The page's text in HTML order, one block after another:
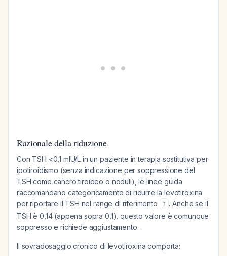
Razionale della riduzione
Con TSH <0,1 mIU/L in un paziente in terapia sostitutiva per
ipotiroidismo (senza indicazione per soppressione del
TSH come cancro tiroideo o noduli), le linee guida
raccomandano categoricamente di ridurre la levotiroxina
per riportare il TSH nel range di riferimento
1 . Anche se il
TSH è 0,14 (appena sopra 0,1), questo valore è comunque
soppresso e richiede aggiustamento.
Il sovradosaggio cronico di levotiroxina comporta: